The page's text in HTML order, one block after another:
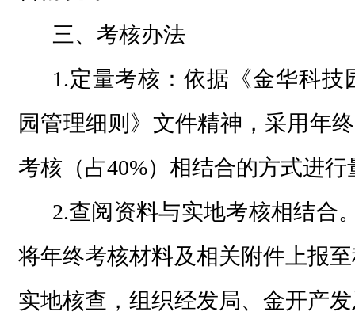
三、考核办法
1.定量考核：依据《金华科
园管理细则》文件精神，采用年
考核（占40%）相结合的方式进行
2.查阅资料与实地考核相结合
将年终考核材料及相关附件上报
实地核查，组织经发局、金开产